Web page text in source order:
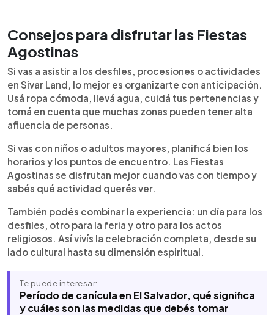
Consejos para disfrutar las Fiestas
Agostinas
Si vas a asistir a los desfiles, procesiones o actividades
en Sivar Land, lo mejor es organizarte con anticipación.
Usá ropa cómoda, llevá agua, cuidá tus pertenencias y
tomá en cuenta que muchas zonas pueden tener alta
afluencia de personas.
Si vas con niños o adultos mayores, planificá bien los
horarios y los puntos de encuentro. Las Fiestas
Agostinas se disfrutan mejor cuando vas con tiempo y
sabés qué actividad querés ver.
También podés combinar la experiencia: un día para los
desfiles, otro para la feria y otro para los actos
religiosos. Así vivís la celebración completa, desde su
lado cultural hasta su dimensión espiritual.
Te puede interesar:
Período de canícula en El Salvador, qué significa
y cuáles son las medidas que debés tomar